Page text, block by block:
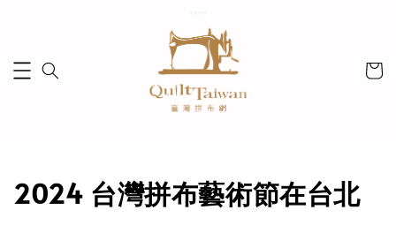
2024 台灣拼布藝術節在台北